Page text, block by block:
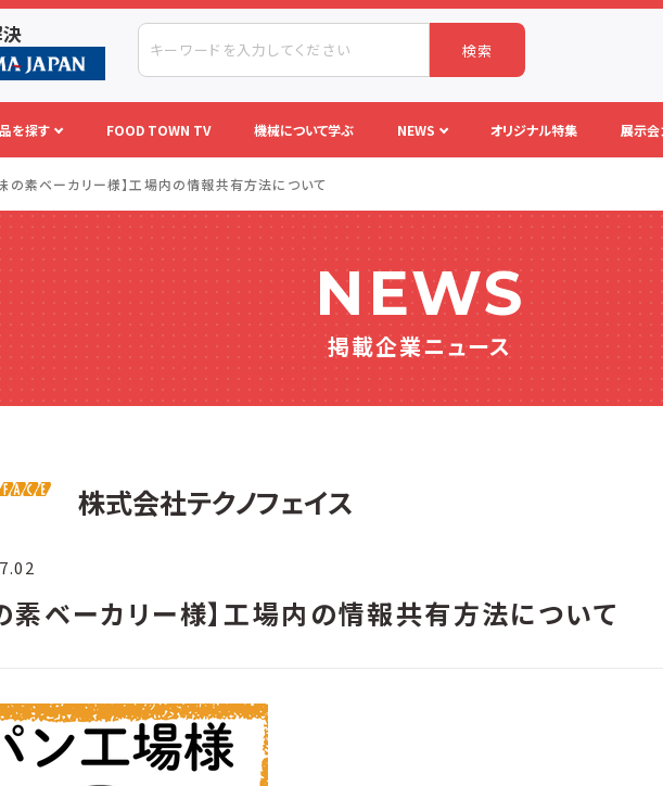
検索
を探す FOOD TOWN TV 機械について学ぶ NEWS オリジナル特集 展示会
味の素ベーカリー様】工場内の情報共有方法について
NEWS
掲載企業ニュース
株式会社テクノフェイス
素ベーカリー様】工場内の情報共有方法について